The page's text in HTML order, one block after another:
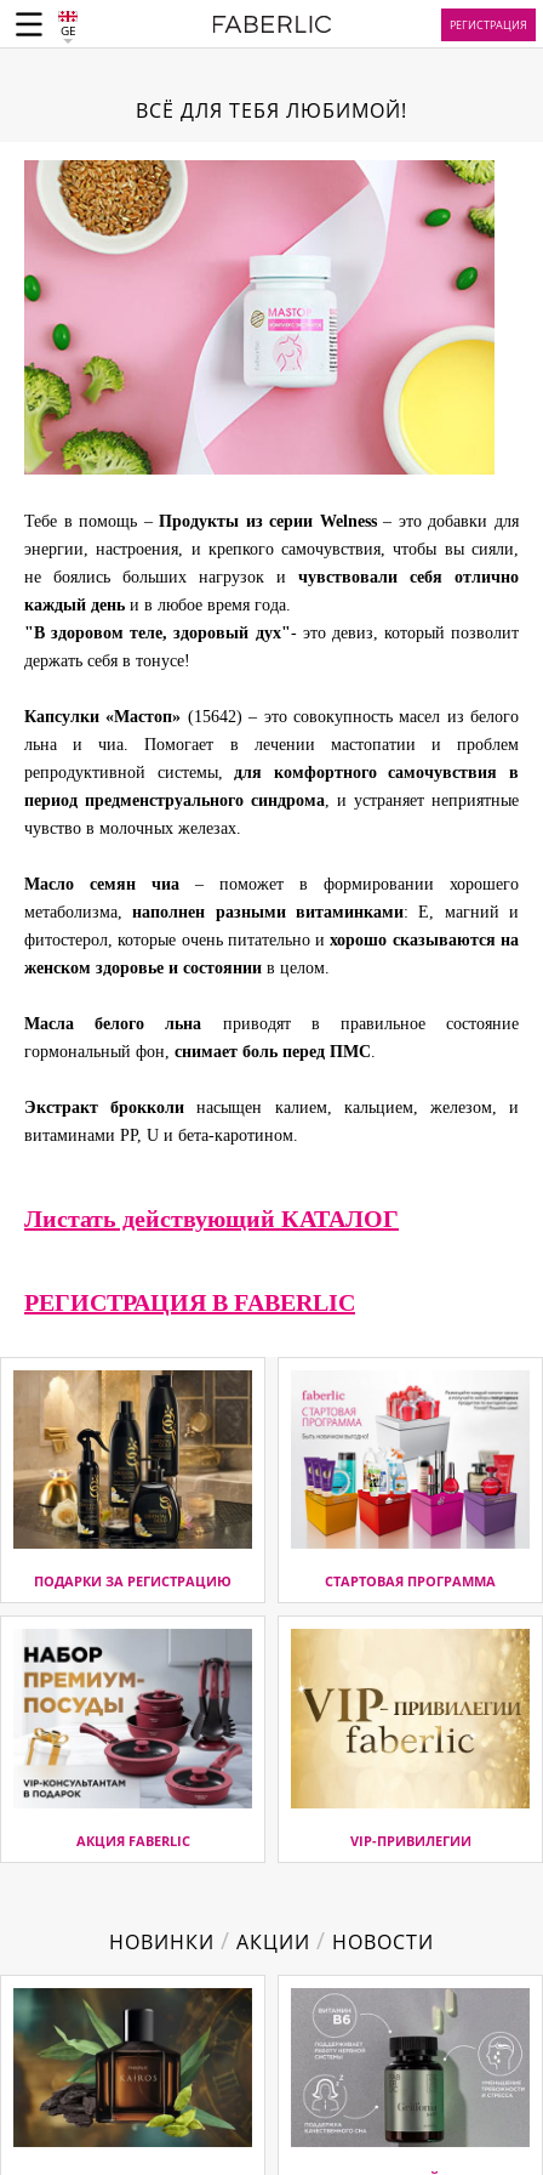
GE РЕГИСТРАЦИЯ
ВСЁ ДЛЯ ТЕБЯ ЛЮБИМОЙ!
Тебе в помощь –Продукты из серии Welness– это добавки для
энергии, настроения, и крепкого самочувствия, чтобы вы сияли,
не боялись больших нагрузок и чувствовали себя отлично
каждый день и в любое время года.
"В здоровом теле, здоровый дух"- это девиз, который позволит
держать себя в тонусе!
Капсулки «Мастоп» (15642) – это совокупность масел из белого
льна и чиа. Помогает в лечении мастопатии и проблем
репродуктивной системы, для комфортного самочувствия в
период предменструального синдрома , и устраняет неприятные
чувство в молочных железах.
Масло семян чиа – поможет в формировании хорошего
метаболизма,наполнен разными витаминками: Е, магний и
фитостерол, которые очень питательно ихорошо сказываются на
женском здоровье и состоянии в целом.
Масла белого льна приводят в правильное состояние
гормональный фон, снимает боль перед ПМС
Экстракт брокколи насыщен калием, кальцием, железом, и
витаминами РР, U и бета-каротином.
Листать действующий КАТАЛОГ
РЕГИСТРАЦИЯ В FABERLIC
ПОДАРКИ ЗА РЕГИСТРАЦИЮ СТАРТОВАЯ ПРОГРАММА
АКЦИЯ FABERLIC VIP-ПРИВИЛЕГИИ
НОВИНКИ / АКЦИИ / НОВОСТИ